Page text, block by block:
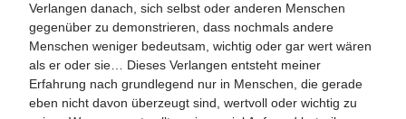
Verlangen danach, sich selbst oder anderen Menschen
gegenüber zu demonstrieren, dass nochmals andere
Menschen weniger bedeutsam, wichtig oder gar wert wären
als er oder sie… Dieses Verlangen entsteht meiner
Erfahrung nach grundlegend nur in Menschen, die gerade
eben nicht davon überzeugt sind, wertvoll oder wichtig zu